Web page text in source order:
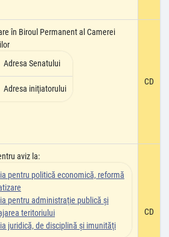
în Biroul Permanent al Camerei
Adresa Senatului
Adresa iniţiatorului
CD
aviz la:
pentru politică economică, reformă
pentru administraţie publică şi
teritoriului
juridică, de disciplină şi imunităţi
CD